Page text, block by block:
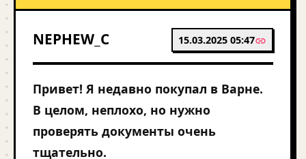
NEPHEW_C 15.03.2025 05:47
Привет! Я недавно покупал в Варне.
В целом, неплохо, но нужно
проверять документы очень
тщательно.